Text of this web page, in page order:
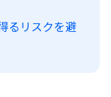
るリスクを避